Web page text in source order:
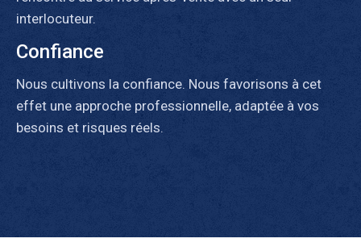
interlocuteur.
Confiance
Nous cultivons la confiance. Nous favorisons à cet
effet une approche professionnelle, adaptée à vos
besoins et risques réels.